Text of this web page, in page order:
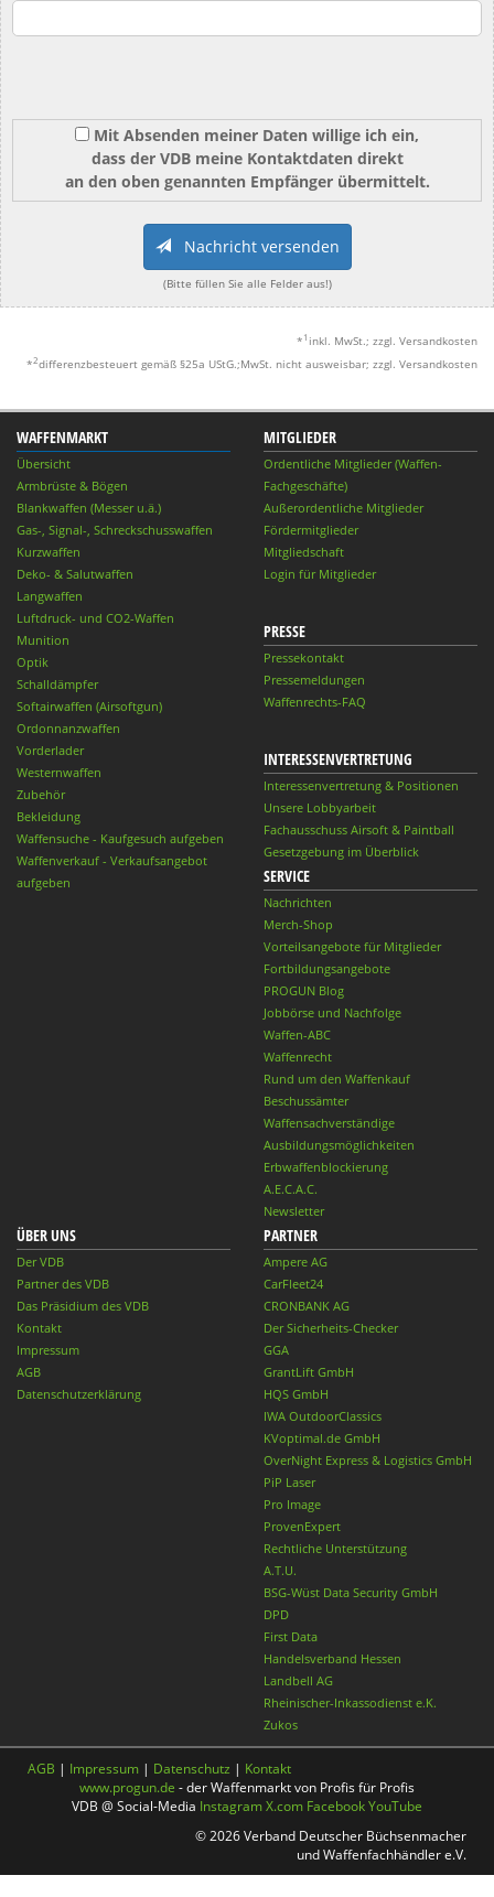
Mit Absenden meiner Daten willige ich ein,
dass der VDB meine Kontaktdaten direkt
an den oben genannten Empfänger übermittelt.
Nachricht versenden
(Bitte füllen Sie alle Felder aus!)
* 1 inkl. MwSt.; zzgl. Versandkosten
*2differenzbesteuert gemäß §25a UStG.;MwSt. nicht ausweisbar; zzgl. Versandkosten
WAFFENMARKT
Übersicht
Armbrüste & Bögen
Blankwaffen (Messer u.ä.)
Gas-, Signal-, Schreckschusswaffen
Kurzwaffen
Deko- & Salutwaffen
Langwaffen
Luftdruck- und CO2-Waffen
Munition
Optik
Schalldämpfer
Softairwaffen (Airsoftgun)
Ordonnanzwaffen
Vorderlader
Westernwaffen
Zubehör
Bekleidung
Waffensuche - Kaufgesuch aufgeben
Waffenverkauf - Verkaufsangebot
aufgeben
MITGLIEDER
Ordentliche Mitglieder (Waffen-
Fachgeschäfte)
Außerordentliche Mitglieder
Fördermitglieder
Mitgliedschaft
Login für Mitglieder
PRESSE
Pressekontakt
Pressemeldungen
Waffenrechts-FAQ
INTERESSENVERTRETUNG
Interessenvertretung & Positionen
Unsere Lobbyarbeit
Fachausschuss Airsoft & Paintball
Gesetzgebung im Überblick
SERVICE
Nachrichten
Merch-Shop
Vorteilsangebote für Mitglieder
Fortbildungsangebote
PROGUN Blog
Jobbörse und Nachfolge
Waffen-ABC
Waffenrecht
Rund um den Waffenkauf
Beschussämter
Waffensachverständige
Ausbildungsmöglichkeiten
Erbwaffenblockierung
A.E.C.A.C.
Newsletter
ÜBER UNS
Der VDB
Partner des VDB
Das Präsidium des VDB
Kontakt
Impressum
AGB
Datenschutzerklärung
PARTNER
Ampere AG
CarFleet24
CRONBANK AG
Der Sicherheits-Checker
GGA
GrantLift GmbH
HQS GmbH
IWA OutdoorClassics
KVoptimal.de GmbH
OverNight Express & Logistics GmbH
PiP Laser
Pro Image
ProvenExpert
Rechtliche Unterstützung
A.T.U.
BSG-Wüst Data Security GmbH
DPD
First Data
Handelsverband Hessen
Landbell AG
Rheinischer-Inkassodienst e.K.
Zukos
AGB | Impressum | Datenschutz | Kontakt
www.progun.de - der Waffenmarkt von Profis für Profis
VDB @ Social-Media InstagramX.com FacebookYouTube
© 2026 Verband Deutscher Büchsenmacher
und Waffenfachhändler e.V.